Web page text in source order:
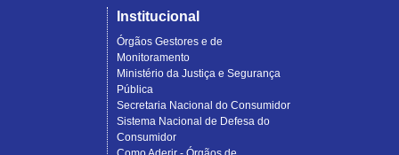
Institucional
Órgãos Gestores e de
Monitoramento
Ministério da Justiça e Segurança
Pública
Secretaria Nacional do Consumidor
Sistema Nacional de Defesa do
Consumidor